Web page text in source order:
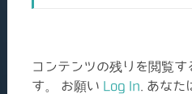
コンテンツの残りを閲覧
す。 お願い Log In . あな